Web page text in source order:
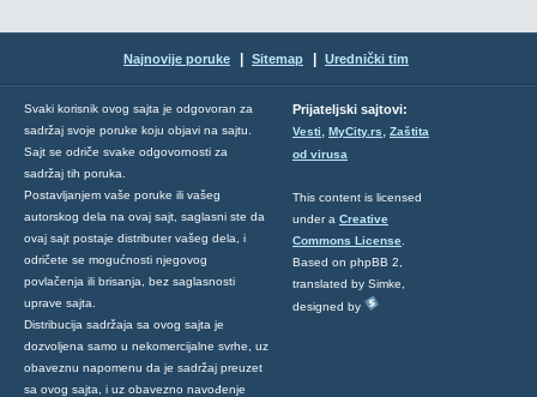
Najnovije poruke Sitemap Urednički tim
Svaki korisnik ovog sajta je odgovoran za
sadržaj svoje poruke koju objavi na sajtu.
Sajt se odriče svake odgovornosti za
sadržaj tih poruka.
Postavljanjem vaše poruke ili vašeg
autorskog dela na ovaj sajt, saglasni ste da
ovaj sajt postaje distributer vašeg dela, i
odričete se mogućnosti njegovog
povlačenja ili brisanja, bez saglasnosti
uprave sajta.
Distribucija sadržaja sa ovog sajta je
dozvoljena samo u nekomercijalne svrhe, uz
obaveznu napomenu da je sadržaj preuzet
sa ovog sajta, i uz obavezno navođenje
Prijateljski sajtovi:
Vesti, MyCity.rs, Zaštita
od virusa
This content is licensed
under a Creative
Commons License
Based on phpBB 2,
translated by Simke,
designed by